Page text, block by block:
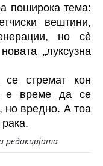
поширока тема:
вештини,
но сè
„луксузна
стремат кон
е време да се
но вредно. А тоа
редакцијата